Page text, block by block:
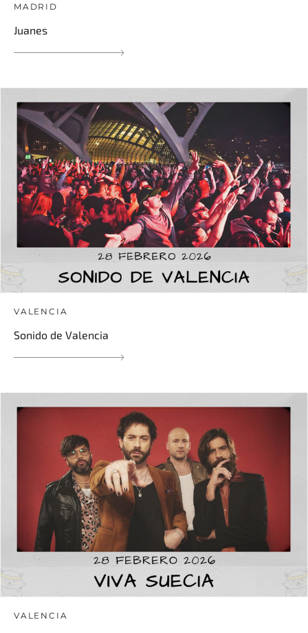
MADRID
Juanes
VALENCIA
Sonido de Valencia
VALENCIA